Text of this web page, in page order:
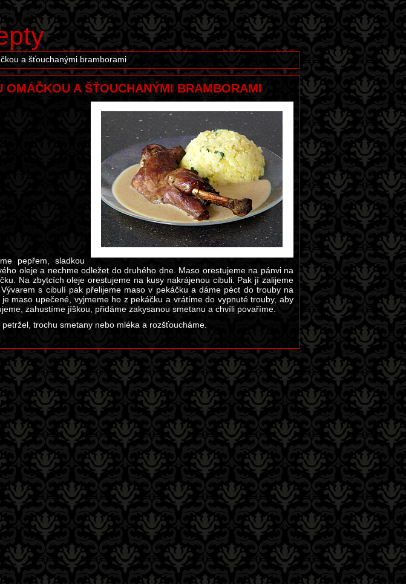
a šťouchanými bramborami
OMÁČKOU A ŠŤOUCHANÝMI BRAMBORAMI
pepřem, sladkou
oleje a nechme odležet do druhého dne. Maso orestujeme na pánvi na
Na zbytcích oleje orestujeme na kusy nakrájenou cibuli. Pak jí zalijeme
s cibulí pak přelijeme maso v pekáčku a dáme péct do trouby na
maso upečené, vyjmeme ho z pekáčku a vrátíme do vypnuté trouby, aby
zahustíme jíškou, přidáme zakysanou smetanu a chvíli povaříme.
trochu smetany nebo mléka a rozšťoucháme.